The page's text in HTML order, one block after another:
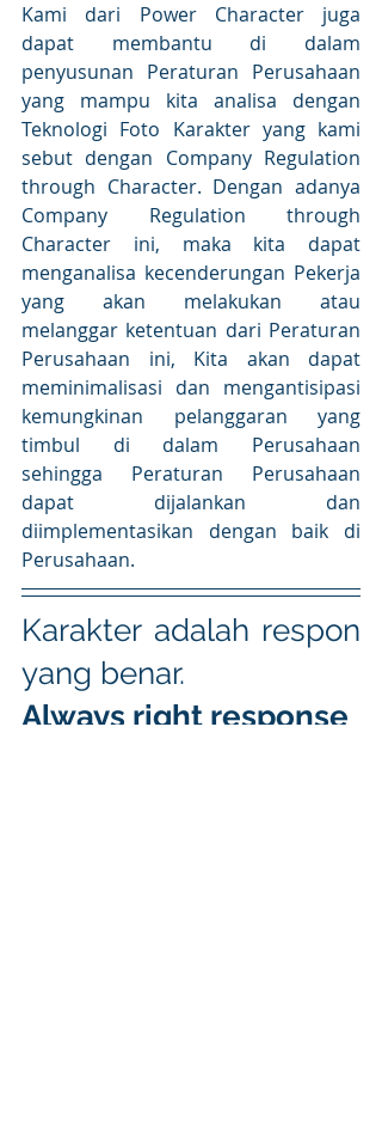
Kami dari Power Character juga
dapat membantu di dalam
penyusunan Peraturan Perusahaan
yang mampu kita analisa dengan
Teknologi Foto Karakter yang kami
sebut dengan Company Regulation
through Character. Dengan adanya
Company Regulation through
Character ini, maka kita dapat
menganalisa kecenderungan Pekerja
yang akan melakukan atau
melanggar ketentuan dari Peraturan
Perusahaan ini, Kita akan dapat
meminimalisasi dan mengantisipasi
kemungkinan pelanggaran yang
timbul di dalam Perusahaan
sehingga Peraturan Perusahaan
dapat dijalankan dan
diimplementasikan dengan baik di
Perusahaan.
Karakter adalah respon
yang benar.
Always right response